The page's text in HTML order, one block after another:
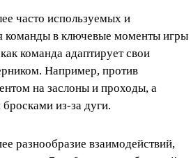
часто используемых и
команды в ключевые моменты игры
команда адаптирует свои
Например, против
на заслоны и проходы, а
из-за дуги.
разнообразие взаимодействий,